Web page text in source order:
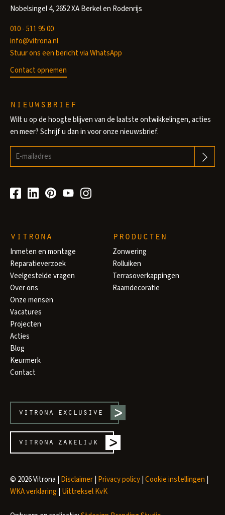
Nobelsingel 4, 2652 XA Berkel en Rodenrijs
010 - 511 95 00
info@vitrona.nl
Stuur ons een bericht via WhatsApp
Contact opnemen
nieuwsbrief
Wilt u op de hoogte blijven van de laatste ontwikkelingen, acties
en meer? Schrijf u dan in voor onze nieuwsbrief.
vitrona
Inmeten en montage
Reparatieverzoek
Veelgestelde vragen
Over ons
Onze mensen
Vacatures
Projecten
Acties
Blog
Keurmerk
Contact
producten
Zonwering
Rolluiken
Terrasoverkappingen
Raamdecoratie
vitrona exclusive
vitrona zakelijk
© 2026 Vitrona | Disclaimer| Privacy policy|Cookie instellingen |
WKA verklaring | Uittreksel KvK